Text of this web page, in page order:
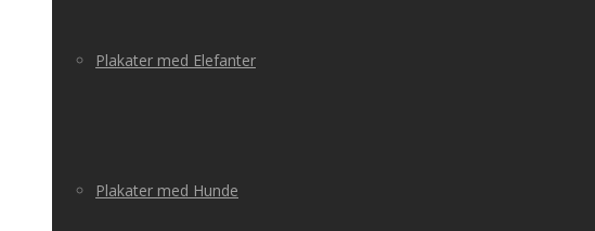
Plakater med Elefanter
Plakater med Hunde